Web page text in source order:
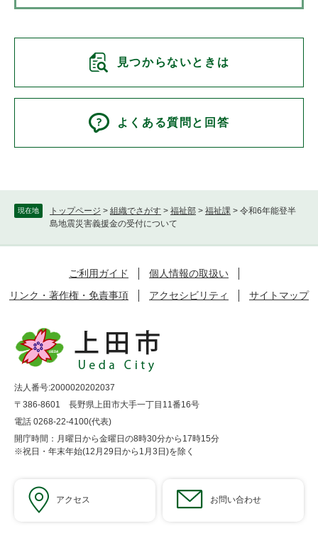
現在地 トップページ > 組織でさがす > 福祉部 > 福祉課 > 令和6年能登半
島地震災害義援金の受付について
見つからないときは
よくある質問と回答
ご利用ガイド
個人情報の取扱い
リンク・著作権・免責事項
アクセシビリティ サイトマップ
法人番号:2000020202037
〒386-8601 長野県上田市大手一丁目11番16号
電話 0268-22-4100(代表)
開庁時間：月曜日から金曜日の8時30分から17時15分
※祝日・年末年始(12月29日から1月3日)を除く
アクセス お問い合わせ